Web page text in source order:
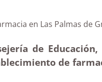
farmacia en Las
de
de